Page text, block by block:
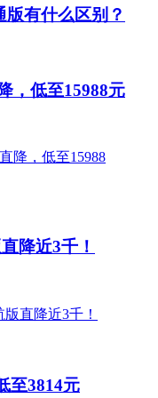
有什么区别？
，低至15988元
降近3千！
至3814元